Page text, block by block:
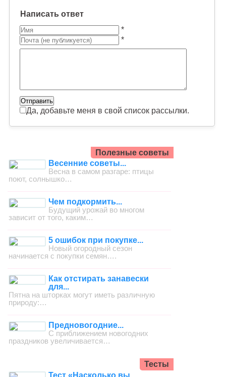
Написать ответ
*
*
Да, добавьте меня в свой список рассылки.
Полезные советы
Весенние советы...
Весна в самом разгаре: птицы
поют, солнышко…
Чем подкормить...
Будущий урожай во многом
зависит от того, каким…
5 ошибок при покупке...
Новый огородный сезон
начинается с покупки семян….
Как отстирать занавески
для...
Пятна на шторках могут иметь различную
природу:…
Предновогодние...
С приближением новогодних
праздников увеличивается…
Тесты
Тест «Насколько вы